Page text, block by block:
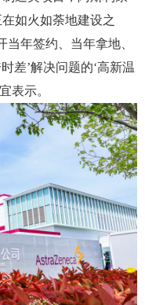
如火如荼地建设之
年签约、当年拿地、
差’解决问题的‘高新温
表示。